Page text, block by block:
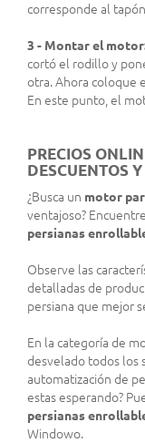
corresponde al
3 - Montar el
cortó el rodillo y
otra. Ahora coloque
En este punto, el
PRECIOS
DESCUENTOS
¿Busca un motor
ventajoso?
persianas
Observe las
detalladas de
persiana que mejor
En la categoría de
desvelado todos los
automatización de
estas esperando?
persianas
Windowo.